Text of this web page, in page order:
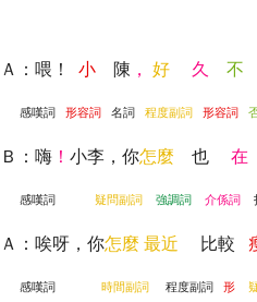
Ａ：喂！ 小 陳 ， 好 久 不
感嘆詞 形容詞 名詞 程度副詞 形容詞
Ｂ：嗨 ！ 小李，你怎麼 也 在
感嘆詞 疑問副詞 強調詞 介係詞
Ａ：唉呀，你怎麼 最近 比較
感嘆詞 時間副詞 程度副詞 形